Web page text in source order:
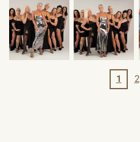
1 2